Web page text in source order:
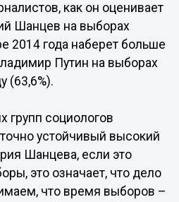
как он оценивает
Шанцев на выборах
2014 года наберет больше
Путин на выборах
(63,6%).
групп социологов
устойчивый высокий
Шанцева, если это
это означает, что дело
что время выборов –